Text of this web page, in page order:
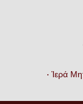
• Ἱερά